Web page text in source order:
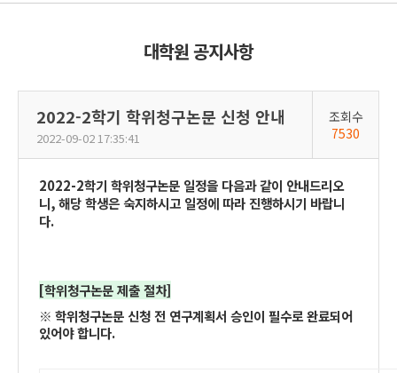
대학원 공지사항
2022-2학기 학위청구논문 신청 안내
2022-09-02 17:35:41
조회수
7530
2022-2학기 학위청구논문 일정을 다음과 같이 안내드리오
니,해당 학생은 숙지하시고 일정에 따라 진행하시기 바랍니
다.
[학위청구논문 제출 절차]
※ 학위청구논문 신청 전 연구계획서 승인이 필수로 완료되어
있어야 합니다.